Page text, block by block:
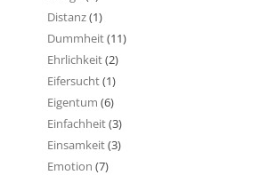
Distanz(1)
Dummheit(11)
Ehrlichkeit(2)
Eifersucht(1)
Eigentum (6)
Einfachheit(3)
Einsamkeit(3)
Emotion (7)